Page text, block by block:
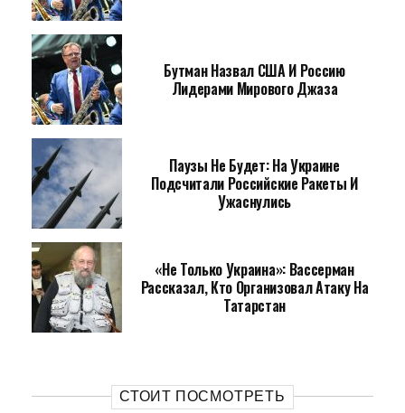
Бутман Назвал США И Россию
Лидерами Мирового Джаза
Паузы Не Будет: На Украине
Подсчитали Российские Ракеты И
Ужаснулись
«Не Только Украина»: Вассерман
Рассказал, Кто Организовал Атаку На
Татарстан
СТОИТ ПОСМОТРЕТЬ